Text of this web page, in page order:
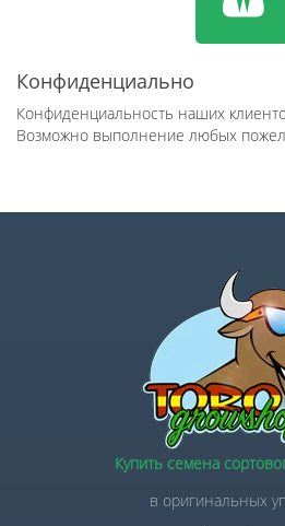
Конфиденциально
Конфиденциальность наших
Возможно выполнение любых
Купить семена
в оригинальных